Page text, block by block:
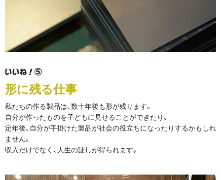
形に残る仕事
私たちの作る製品は、数十年後も形が残ります。
自分が作ったものを子どもに見せることができたり、
定年後、自分が手掛けた製品が社会の役立ちになったりするかもしれ
ません。
収入だけでなく、人生の証しが得られます。